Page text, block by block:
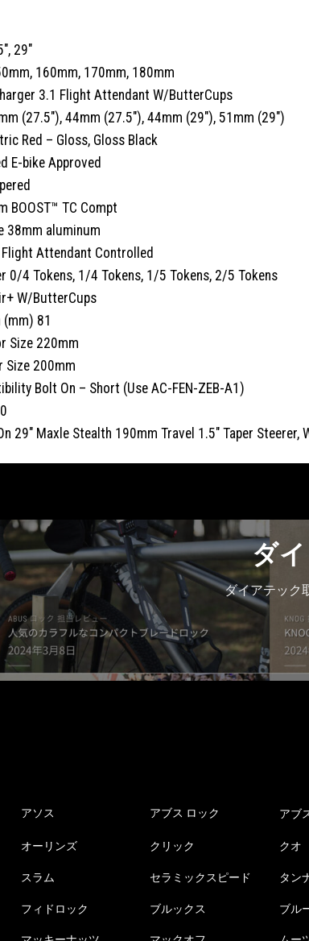
29″
160mm, 170mm, 180mm
3.1 Flight Attendant W/ButterCups
(27.5″), 44mm (27.5″), 44mm (29″), 51mm (29″)
Red – Gloss, Gloss Black
E-bike Approved
BOOST™ TC Compt
38mm aluminum
Attendant Controlled
0/4 Tokens, 1/4 Tokens, 1/5 Tokens, 2/5 Tokens
W/ButterCups
81
Size 220mm
Size 200mm
Bolt On – Short (Use AC-FEN-ZEB-A1)
29″ Maxle Stealth 190mm Travel 1.5″ Taper
ダ
ダイアテック
アソス アブス ロック アブ
オーリンズ クリック クオ
スラム セラミックスピード タン
フィドロック ブルックス ブル